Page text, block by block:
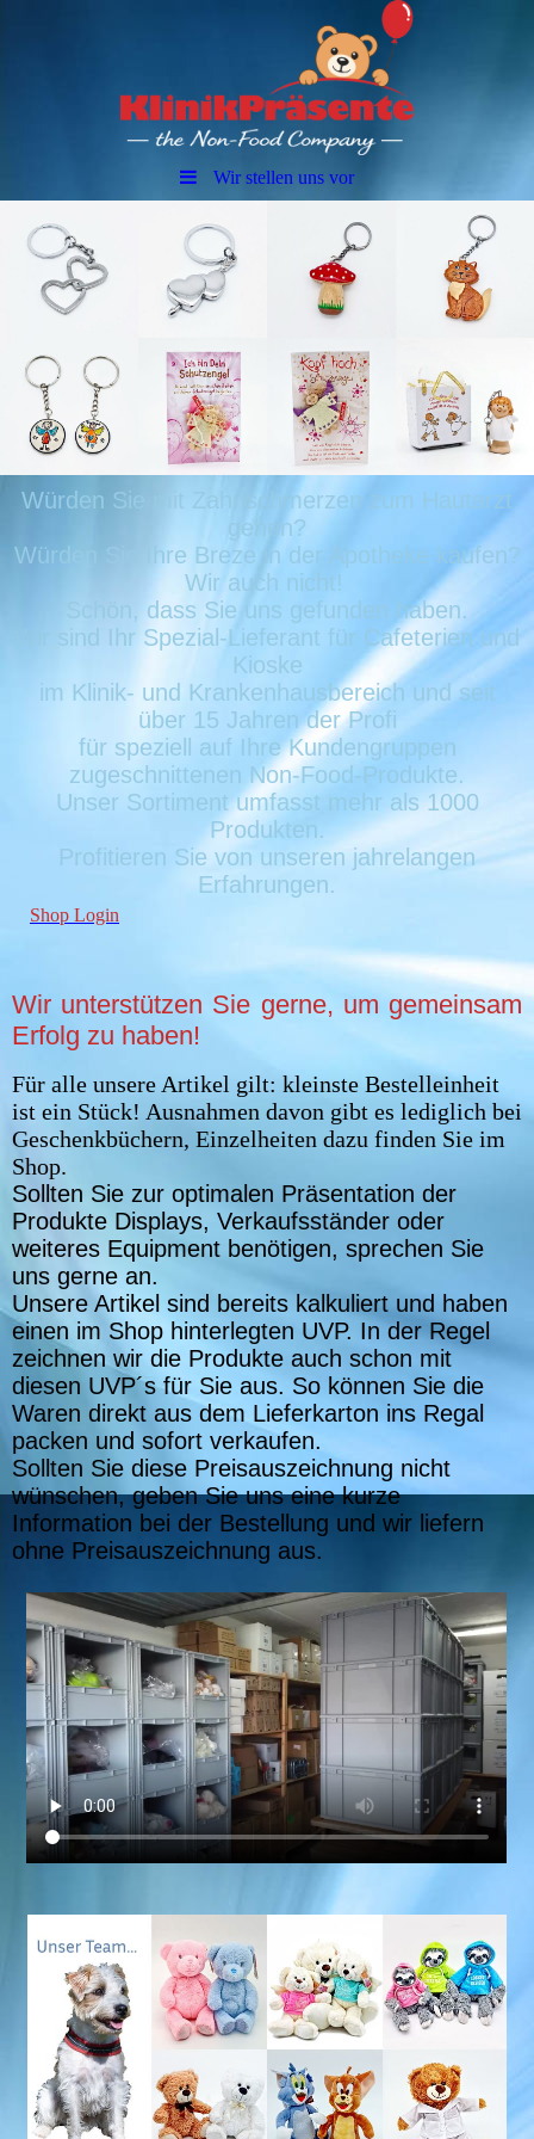
Wir stellen uns vor
Würden Sie mit Zahnschmerzen zum Hautarzt
gehen?
Würden Sie Ihre Breze in der Apotheke kaufen?
Wir auch nicht!
Schön, dass Sie uns gefunden haben.
Wir sind Ihr Spezial-Lieferant für Cafeterien und
Kioske
im Klinik- und Krankenhausbereich und seit
über 15 Jahren der Profi
für speziell auf Ihre Kundengruppen
zugeschnittenen Non-Food-Produkte.
Unser Sortiment umfasst mehr als 1000
Produkten.
Profitieren Sie von unseren jahrelangen
Erfahrungen.
Shop Login
Wir unterstützen Sie gerne, um gemeinsam
Erfolg zu haben!
Für alle unsere Artikel gilt: kleinste Bestelleinheit
ist ein Stück! Ausnahmen davon gibt es lediglich bei
Geschenkbüchern, Einzelheiten dazu finden Sie im
Shop.
Sollten Sie zur optimalen Präsentation der
Produkte Displays, Verkaufsständer oder
weiteres Equipment benötigen, sprechen Sie
uns gerne an.
Unsere Artikel sind bereits kalkuliert und haben
einen im Shop hinterlegten UVP. In der Regel
zeichnen wir die Produkte auch schon mit
diesen UVP´s für Sie aus. So können Sie die
Waren direkt aus dem Lieferkarton ins Regal
packen und sofort verkaufen.
Sollten Sie diese Preisauszeichnung nicht
wünschen, geben Sie uns eine kurze
Information bei der Bestellung und wir liefern
ohne Preisauszeichnung aus.